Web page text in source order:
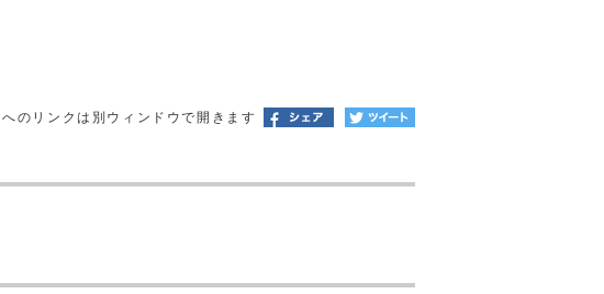
のリンクは別ウィンドウで開きます